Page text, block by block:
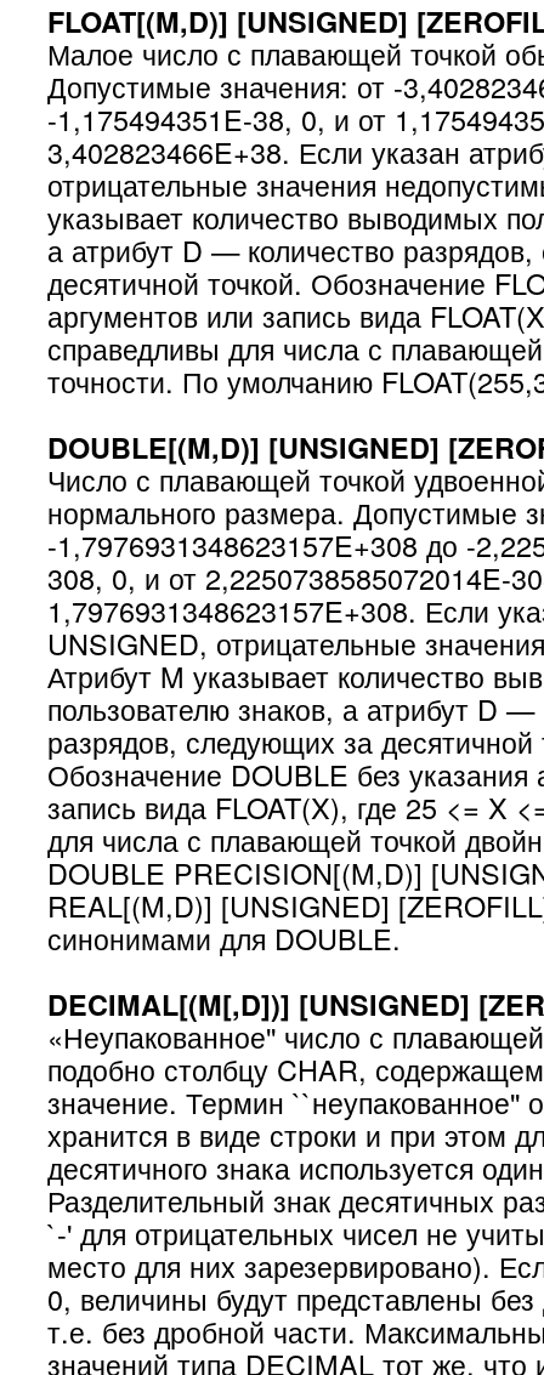
FLOAT[(M,D)] [UNSIGNED]
Малое число с плавающей точкой
Допустимые значения: от -
-1,175494351E-38, 0, и от
3,402823466E+38. Если указан
отрицательные значения
указывает количество выводимых
а атрибут D — количество
десятичной точкой. Обозначение
аргументов или запись вида
справедливы для числа с
точности. По умолчанию
DOUBLE[(M,D)] [UNSIGNED]
Число с плавающей точкой
нормального размера. Допустимые
-1,7976931348623157E+308 до -
308, 0, и от 2,2250738585072014E-
1,7976931348623157E+308. Если
UNSIGNED, отрицательные
Атрибут M указывает количество
пользователю знаков, а атрибут D —
разрядов, следующих за десятичной
Обозначение DOUBLE без указания
запись вида FLOAT(X), где 25 <= X
для числа с плавающей точкой
DOUBLE PRECISION[(M,D)]
REAL[(M,D)] [UNSIGNED]
синонимами для DOUBLE.
DECIMAL[(M[,D])] [UNSIGNED]
«Неупакованное'' число с
подобно столбцу CHAR,
значение. Термин ``неупакованное''
хранится в виде строки и при этом
десятичного знака используется
Разделительный знак десятичных
`-' для отрицательных чисел не
место для них зарезервировано).
0, величины будут представлены без
т.е. без дробной части.
значений типа DECIMAL тот же,